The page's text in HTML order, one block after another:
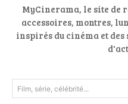
MyCinerama, le site de
accessoires, montres,
inspirés du cinéma et
Film, série, célébrité...